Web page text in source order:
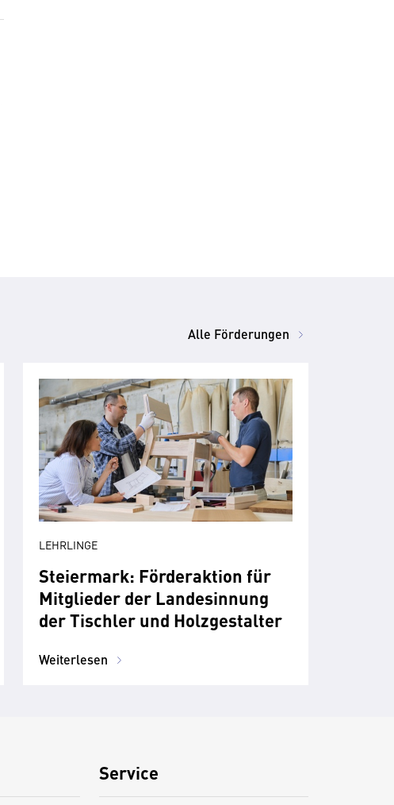
Alle Förderungen
LEHRLINGE
Steiermark: Förderaktion für
Mitglieder der Landesinnung
der Tischler und Holzgestalter
Weiterlesen
Service